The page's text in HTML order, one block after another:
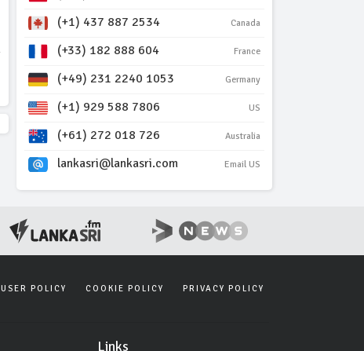
(+1) 437 887 2534 Canada
(+33) 182 888 604 France
(+49) 231 2240 1053 Germany
(+1) 929 588 7806 US
(+61) 272 018 726 Australia
lankasri@lankasri.com Email US
USER POLICY COOKIE POLICY PRIVACY POLICY
Links